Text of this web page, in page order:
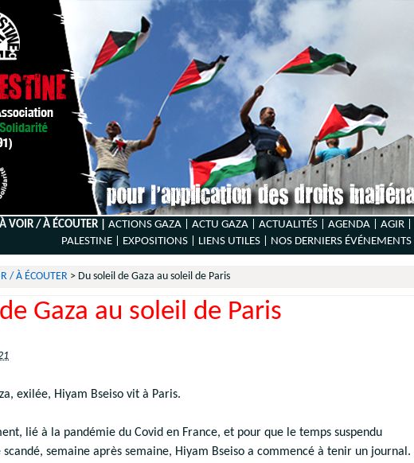
VOIR / À ÉCOUTER | ACTIONS GAZA | ACTU GAZA | ACTUALITÉS | AGENDA | AGIR |
PALESTINE |
EXPOSITIONS | LIENS UTILES | NOS DERNIERS ÉVÉNEMENTS |
/ À ÉCOUTER > Du soleil de Gaza au soleil de Paris
Gaza au soleil de Paris
exilée, Hiyam Bseiso vit à Paris.
lié à la pandémie du Covid en France, et pour que le temps suspendu
semaine après semaine, Hiyam Bseiso a commencé à tenir un journal.